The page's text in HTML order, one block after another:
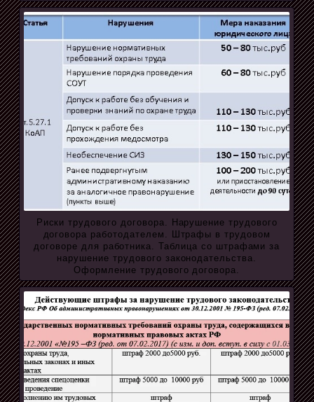
Риски трудового договора. Нарушение трудового
договора работодателем. Штрафы в трудовом
договоре для работника. Таблица со штрафами за
нарушение трудового законодательства.
Оформление трудового договора.